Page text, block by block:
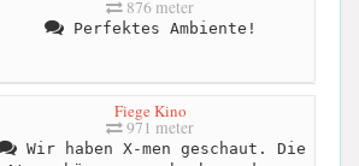
876 meter
Perfektes Ambiente!
Fiege Kino
971 meter
Wir haben X-men geschaut. Die